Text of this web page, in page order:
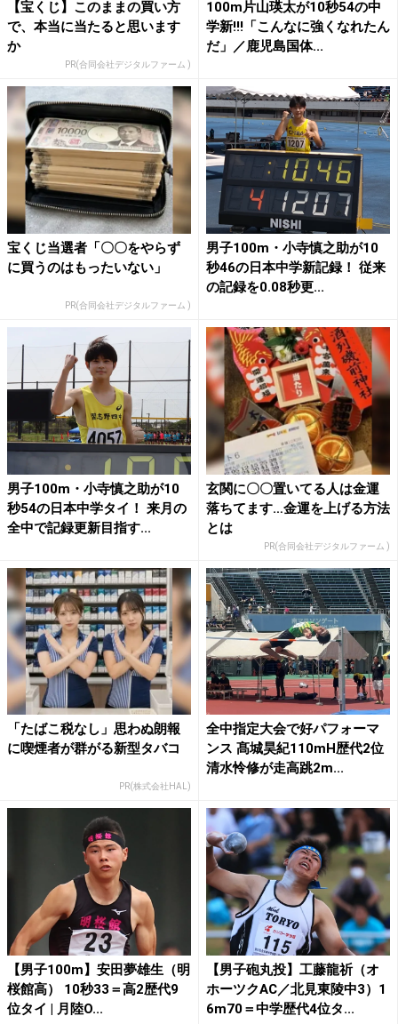
【宝くじ】このままの買い方
で、本当に当たると思います
か
PR(合同会社デジタルファーム )
100m片山瑛太が10秒54の中
学新!!!「こんなに強くなれたん
だ」／鹿児島国体...
宝くじ当選者「〇〇をやらず
に買うのはもったいない」
PR(合同会社デジタルファーム )
男子100m・小寺慎之助が10
秒46の日本中学新記録！ 従来
の記録を0.08秒更...
男子100m・小寺慎之助が10
秒54の日本中学タイ！ 来月の
全中で記録更新目指す...
玄関に〇〇置いてる人は金運
落ちてます…金運を上げる方法
とは
PR(合同会社デジタルファーム )
「たばこ税なし」思わぬ朗報
に喫煙者が群がる新型タバコ
PR(株式会社HAL)
全中指定大会で好パフォーマ
ンス 髙城昊紀110mH歴代2位
清水怜修が走高跳2m...
【男子100m】安田夢雄生（明
桜館高） 10秒33＝高2歴代9
位タイ | 月陸O...
【男子砲丸投】工藤龍祈（オ
ホーツクAC／北見東陵中3）1
6m70＝中学歴代4位タ...